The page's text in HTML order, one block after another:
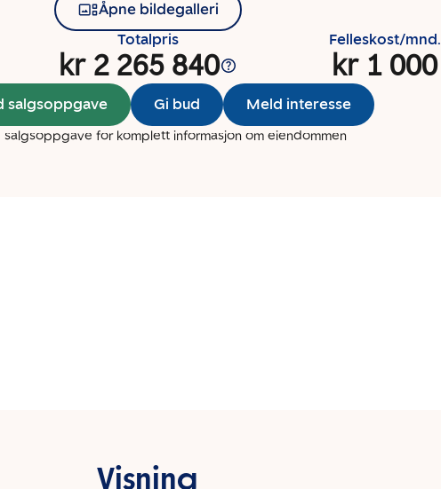
Åpne bildegalleri
Totalpris
kr 2 265 840
Felleskost/mnd.
kr 1 000
salgsoppgave Gi bud Meld interesse
salgsoppgave for komplett informasjon om eiendommen
Visning